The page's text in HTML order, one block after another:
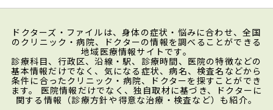
ドクターズ・ファイルは、身体の症状・悩みに合わせ、全国
のクリニック・病院、ドクターの情報を調べることができる
地域医療情報サイトです。
診療科目、行政区、沿線・駅、診療時間、医院の特徴などの
基本情報だけでなく、気になる症状、病名、検査名などから
条件に合ったクリニック・病院、ドクターを探すことができ
ます。 医院情報だけでなく、独自取材に基づき、ドクターに
関する情報（診療方針や得意な治療・検査など）も紹介。